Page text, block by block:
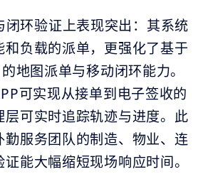
环验证上表现突出：其系统
负载的派单，更强化了基于
地图派单与移动闭环能力。
可实现从接单到电子签收的
可实时追踪轨迹与进度。此
勤服务团队的制造、物业、连
能大幅缩短现场响应时间。